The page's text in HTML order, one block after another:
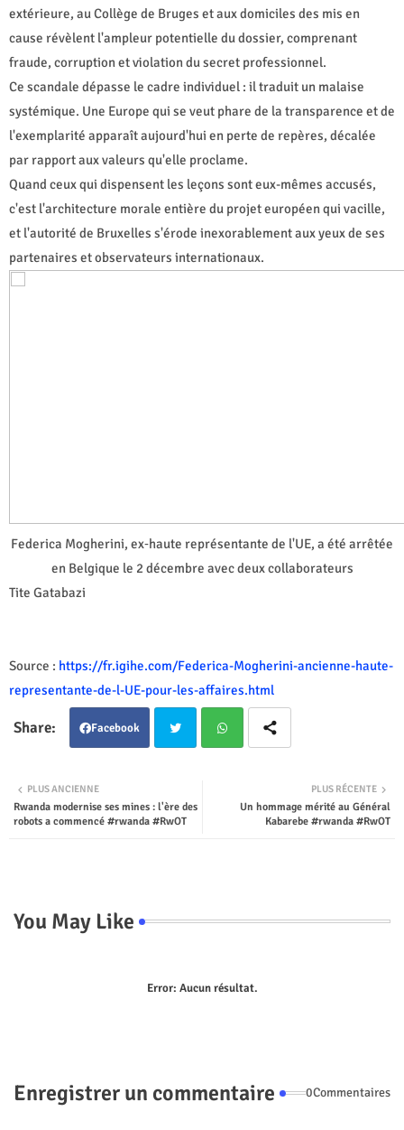
extérieure, au Collège de Bruges et aux domiciles des mis en
cause révèlent l'ampleur potentielle du dossier, comprenant
fraude, corruption et violation du secret professionnel.
Ce scandale dépasse le cadre individuel : il traduit un malaise
systémique. Une Europe qui se veut phare de la transparence et de
l'exemplarité apparaît aujourd'hui en perte de repères, décalée
par rapport aux valeurs qu'elle proclame.
Quand ceux qui dispensent les leçons sont eux-mêmes accusés,
c'est l'architecture morale entière du projet européen qui vacille,
et l'autorité de Bruxelles s'érode inexorablement aux yeux de ses
partenaires et observateurs internationaux.
Federica Mogherini, ex‑haute représentante de l'UE, a été arrêtée
en Belgique le 2 décembre avec deux collaborateurs
Tite Gatabazi
Source : https://fr.igihe.com/Federica-Mogherini-ancienne-haute-
representante-de-l-UE-pour-les-affaires.html
Facebook
ter
PLUS RÉCENTE
Un hommage mérité au Général
Kabarebe #rwanda #RwOT
PLUS ANCIENNE
Rwanda modernise ses mines : l'ère des
robots a commencé #rwanda #RwOT
You May Like
Error: Aucun résultat.
Enregistrer un commentaire 0Commentaires